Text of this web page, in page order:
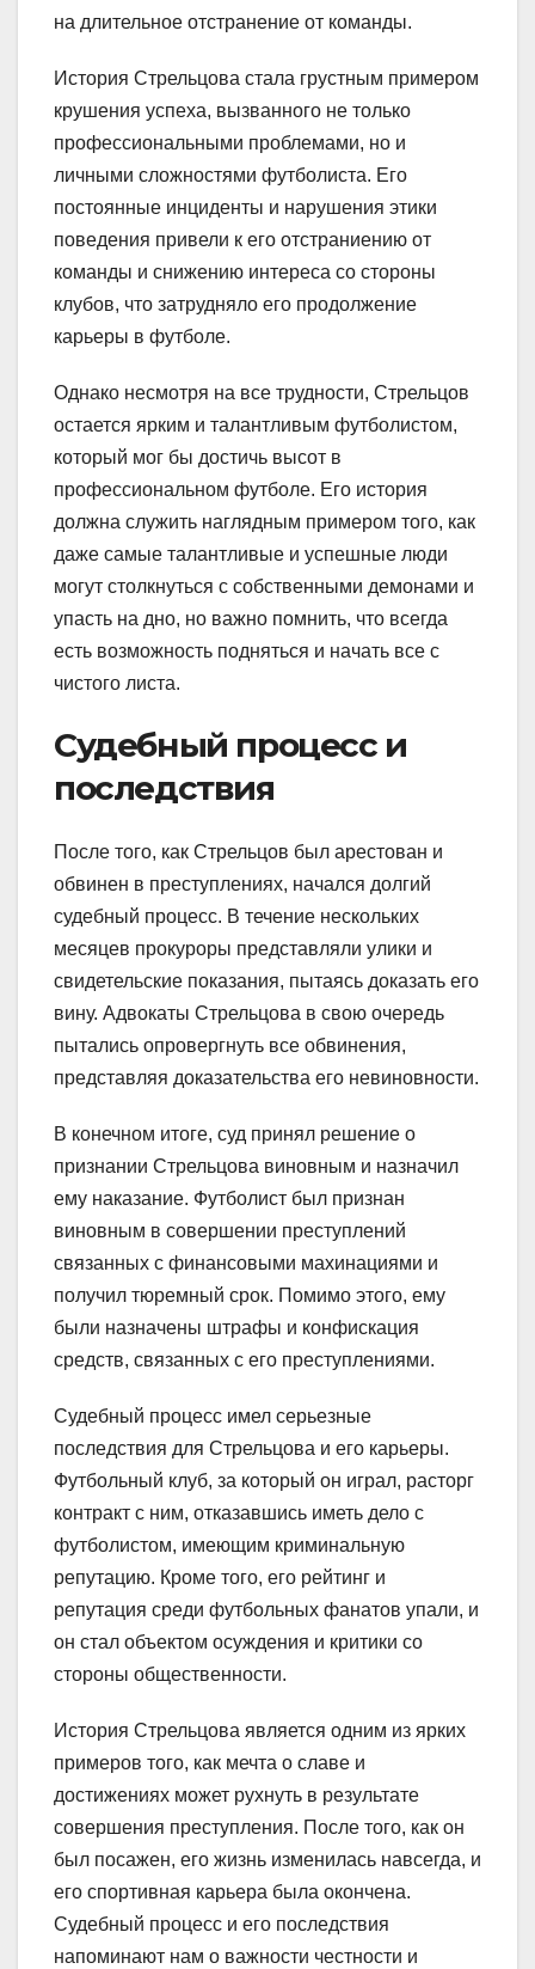
на длительное отстранение от команды.
История Стрельцова стала грустным примером
крушения успеха, вызванного не только
профессиональными проблемами, но и
личными сложностями футболиста. Его
постоянные инциденты и нарушения этики
поведения привели к его отстраниению от
команды и снижению интереса со стороны
клубов, что затрудняло его продолжение
карьеры в футболе.
Однако несмотря на все трудности, Стрельцов
остается ярким и талантливым футболистом,
который мог бы достичь высот в
профессиональном футболе. Его история
должна служить наглядным примером того, как
даже самые талантливые и успешные люди
могут столкнуться с собственными демонами и
упасть на дно, но важно помнить, что всегда
есть возможность подняться и начать все с
чистого листа.
Судебный процесс и
последствия
После того, как Стрельцов был арестован и
обвинен в преступлениях, начался долгий
судебный процесс. В течение нескольких
месяцев прокуроры представляли улики и
свидетельские показания, пытаясь доказать его
вину. Адвокаты Стрельцова в свою очередь
пытались опровергнуть все обвинения,
представляя доказательства его невиновности.
В конечном итоге, суд принял решение о
признании Стрельцова виновным и назначил
ему наказание. Футболист был признан
виновным в совершении преступлений
связанных с финансовыми махинациями и
получил тюремный срок. Помимо этого, ему
были назначены штрафы и конфискация
средств, связанных с его преступлениями.
Судебный процесс имел серьезные
последствия для Стрельцова и его карьеры.
Футбольный клуб, за который он играл, расторг
контракт с ним, отказавшись иметь дело с
футболистом, имеющим криминальную
репутацию. Кроме того, его рейтинг и
репутация среди футбольных фанатов упали, и
он стал объектом осуждения и критики со
стороны общественности.
История Стрельцова является одним из ярких
примеров того, как мечта о славе и
достижениях может рухнуть в результате
совершения преступления. После того, как он
был посажен, его жизнь изменилась навсегда, и
его спортивная карьера была окончена.
Судебный процесс и его последствия
напоминают нам о важности честности и